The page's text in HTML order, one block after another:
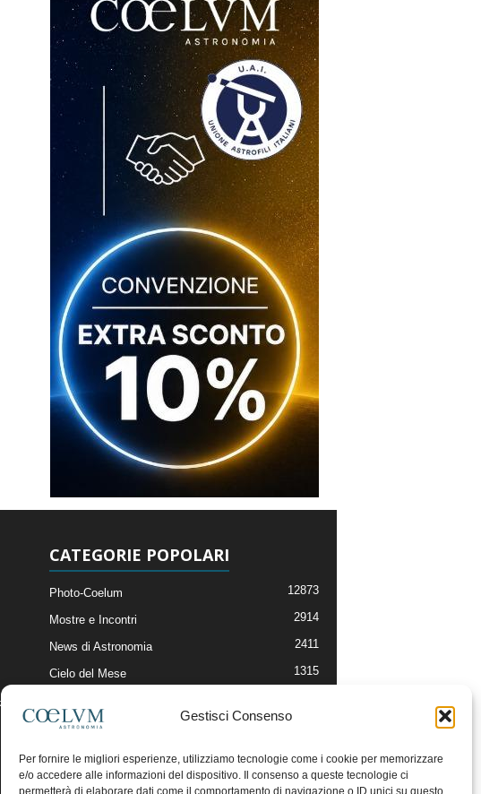
Gestisci Consenso
Per fornire le migliori esperienze, utilizziamo tecnologie come i cookie per memorizzare
e/o accedere alle informazioni del dispositivo. Il consenso a queste tecnologie ci
permetterà di elaborare dati come il comportamento di navigazione o ID unici su questo
CATEGORIE POPOLARI
Photo-Coelum 12873
Mostre e Incontri 2914
News di Astronomia 2411
Cielo del Mese 1315
Articoli e Risorse On-Line
Il Blog della Redazione